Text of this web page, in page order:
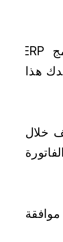
من المهم إشراك جميع المدراء ورؤساء الأقسام في عملية اختيار برنامج ERP